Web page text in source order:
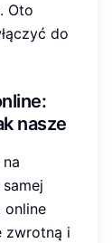
Oto
do
:
nasze
online
zwrotną i